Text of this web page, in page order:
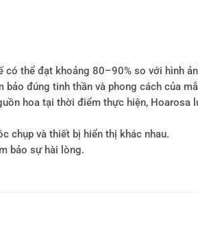
có thể đạt khoảng 80–90% so với hình
đúng tinh thần và phong cách của
hoa tại thời điểm thực hiện, Hoarosa
chụp và thiết bị hiển thị khác nhau.
bảo sự hài lòng.